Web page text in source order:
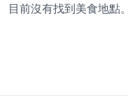
目前沒有找到美食地點。